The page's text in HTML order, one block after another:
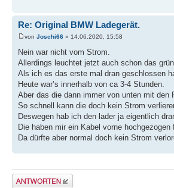
Re: Original BMW Ladegerät.
von Joschi66 » 14.06.2020, 15:58
Nein war nicht vom Strom.
Allerdings leuchtet jetzt auch schon das
Als ich es das erste mal dran geschlossen
Heute war’s innerhalb von ca 3-4 Stunden.
Aber das die dann immer von unten mit den
So schnell kann die doch kein Strom
Deswegen hab ich den lader ja eigentlich
Die haben mir ein Kabel vorne
Da dürfte aber normal doch kein Strom
Antwort schreiben